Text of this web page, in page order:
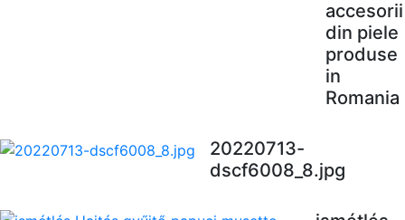
accesorii
din piele
produse
in
Romania
20220713-
dscf6008_8.jpg